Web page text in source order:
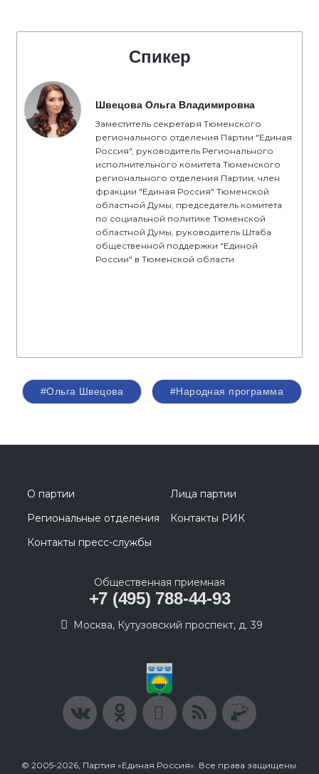
Спикер
Швецова Ольга Владимировна
Заместитель секретаря Тюменского
регионального отделения Партии "Единая
Россия", руководитель Регионального
исполнительного комитета Тюменского
регионального отделения Партии, член
фракции "Единая Россия" Тюменской
областной Думы, председатель комитета
по социальной политике Тюменской
областной Думы, руководитель Штаба
общественной поддержки "Единой
России" в Тюменской области
#Ольга Швецова #Народная программа
О партии
Лица партии
Региональные отделения
Контакты РИК
Контакты пресс-службы
Общественная приемная
+7 (495) 788-44-93
Москва, Кутузовский проспект, д. 39
© 2005-2026, Партия «Единая Россия». Все права защищены.